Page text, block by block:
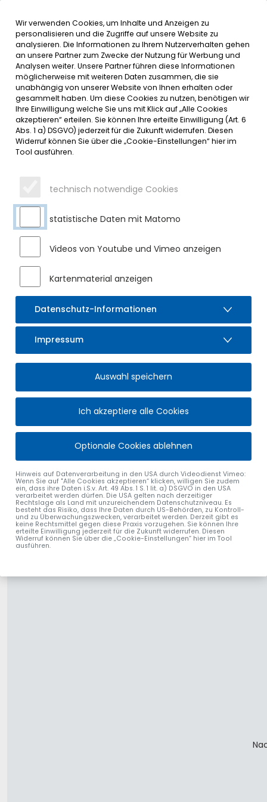
MENÜ
SERVICE
DATUMSMENÜ
JAHR WÄHLEN
MONAT WÄHLEN
Wir verwenden Cookies, um Inhalte und Anzeigen zu
personalisieren und die Zugriffe auf unsere Website zu
analysieren. Die Informationen zu Ihrem Nutzerverhalten gehen
an unsere Partner zum Zwecke der Nutzung für Werbung und
Analysen weiter. Unsere Partner führen diese Informationen
möglicherweise mit weiteren Daten zusammen, die sie
unabhängig von unserer Website von Ihnen erhalten oder
gesammelt haben. Um diese Cookies zu nutzen, benötigen wir
Ihre Einwilligung welche Sie uns mit Klick auf „Alle Cookies
akzeptieren“ erteilen. Sie können Ihre erteilte Einwilligung (Art. 6
Abs. 1 a) DSGVO) jederzeit für die Zukunft widerrufen. Diesen
Widerruf können Sie über die „Cookie-Einstellungen“ hier im
Tool ausführen.
technisch notwendige Cookies
statistische Daten mit Matomo
Videos von Youtube und Vimeo anzeigen
Kartenmaterial anzeigen
Datenschutz-Informationen
Impressum
Auswahl speichern
Ich akzeptiere alle Cookies
Optionale Cookies ablehnen
Hinweis auf Datenverarbeitung in den USA durch Videodienst Vimeo:
Wenn Sie auf "Alle Cookies akzeptieren“ klicken, willigen Sie zudem
ein, dass ihre Daten i.S.v. Art. 49 Abs. 1 S. 1 lit. a) DSGVO in den USA
verarbeitet werden dürfen. Die USA gelten nach derzeitiger
Rechtslage als Land mit unzureichendem Datenschutzniveau. Es
besteht das Risiko, dass Ihre Daten durch US-Behörden, zu Kontroll-
und zu Überwachungszwecken, verarbeitet werden. Derzeit gibt es
keine Rechtsmittel gegen diese Praxis vorzugehen. Sie können Ihre
erteilte Einwilligung jederzeit für die Zukunft widerrufen. Diesen
Widerruf können Sie über die „Cookie-Einstellungen“ hier im Tool
ausführen.